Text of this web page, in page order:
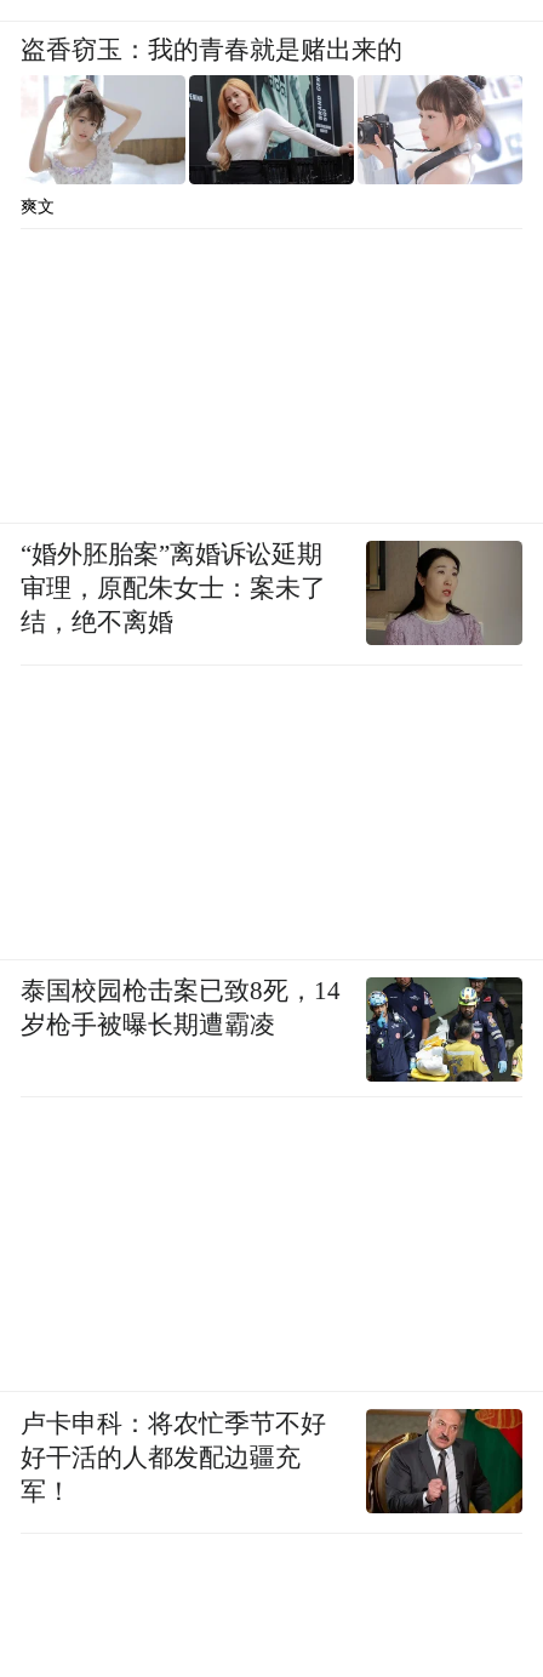
盗香窃玉：我的青春就是赌出来的
爽文
“婚外胚胎案”离婚诉讼延期
审理，原配朱女士：案未了
结，绝不离婚
泰国校园枪击案已致8死，14
岁枪手被曝长期遭霸凌
卢卡申科：将农忙季节不好
好干活的人都发配边疆充
军！